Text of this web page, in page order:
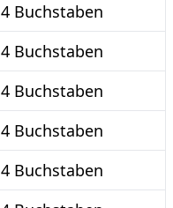
4 Buchstaben
4 Buchstaben
4 Buchstaben
4 Buchstaben
4 Buchstaben